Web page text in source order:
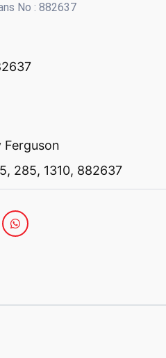
No : 882637
Ferguson
, 285, 1310, 882637